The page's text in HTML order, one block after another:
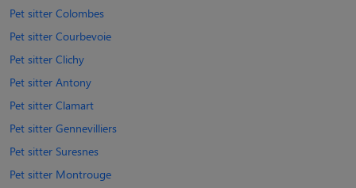
Pet sitter Colombes
Pet sitter Courbevoie
Pet sitter Clichy
Pet sitter Antony
Pet sitter Clamart
Pet sitter Gennevilliers
Pet sitter Suresnes
Pet sitter Montrouge